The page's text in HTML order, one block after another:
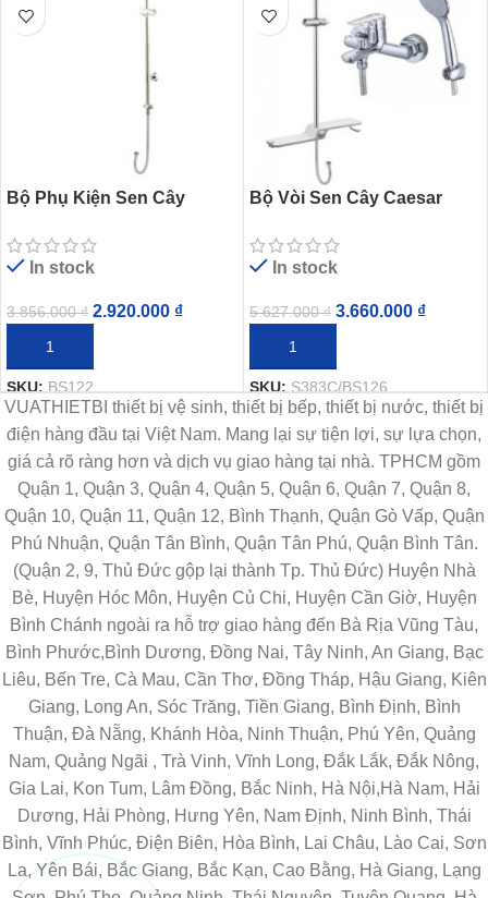
Bộ Phụ Kiện Sen Cây
Lạnh
In stock
3.856.000₫ 2.920.000 ₫
THÊM VÀO GIỎ HÀNG
SKU:BS122
Bộ Vòi Sen Cây Caesar
In stock
5.627.000₫ 3.660.000 ₫
THÊM VÀO GIỎ HÀNG
SKU:S383C/BS126
VUATHIETBI thiết bị vệ sinh, thiết bị bếp, thiết bị nước, thiết bị
điện hàng đầu tại Việt Nam. Mang lại sự tiện lợi, sự lựa chọn,
giá cả rõ ràng hơn và dịch vụ giao hàng tại nhà. TPHCM gồm
Quận 1, Quận 3, Quận 4, Quận 5, Quận 6, Quận 7, Quận 8,
Quận 10, Quận 11, Quận 12, Bình Thạnh, Quận Gò Vấp, Quận
Phú Nhuận, Quận Tân Bình, Quận Tân Phú, Quận Bình Tân.
(Quận 2, 9, Thủ Đức gộp lại thành Tp. Thủ Đức) Huyện Nhà
Bè, Huyện Hóc Môn, Huyện Củ Chi, Huyện Cần Giờ, Huyện
Bình Chánh ngoài ra hỗ trợ giao hàng đến Bà Rịa Vũng Tàu,
Bình Phước,Bình Dương, Đồng Nai, Tây Ninh, An Giang, Bạc
Liêu, Bến Tre, Cà Mau, Cần Thơ, Đồng Tháp, Hậu Giang, Kiên
Giang, Long An, Sóc Trăng, Tiền Giang, Bình Định, Bình
Thuận, Đà Nẵng, Khánh Hòa, Ninh Thuận, Phú Yên, Quảng
Nam, Quảng Ngãi , Trà Vinh, Vĩnh Long, Đắk Lắk, Đắk Nông,
Gia Lai, Kon Tum, Lâm Đồng, Bắc Ninh, Hà Nội,Hà Nam, Hải
Dương, Hải Phòng, Hưng Yên, Nam Định, Ninh Bình, Thái
Bình, Vĩnh Phúc, Điện Biên, Hòa Bình, Lai Châu, Lào Cai, Sơn
La, Yên Bái, Bắc Giang, Bắc Kạn, Cao Bằng, Hà Giang, Lạng